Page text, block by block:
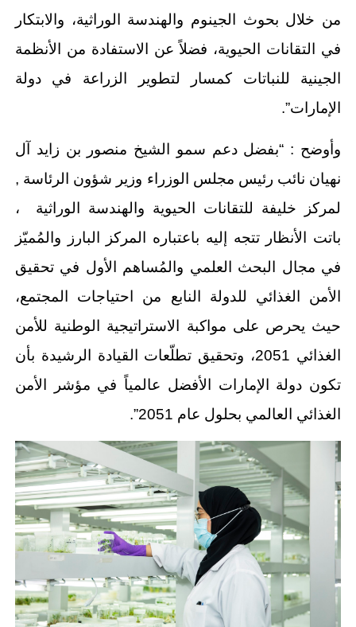
من خلال بحوث الجينوم والهندسة الوراثية، والابتكار
في التقانات الحيوية، فضلاً عن الاستفادة من الأنظمة
الجينية للنباتات كمسار لتطوير الزراعة في دولة
الإمارات”.
وأوضح : “بفضل دعم سمو الشيخ منصور بن زايد آل
نهيان نائب رئيس مجلس الوزراء وزير شؤون الرئاسة ,
لمركز خليفة للتقانات الحيوية والهندسة الوراثية ،
باتت الأنظار تتجه إليه باعتباره المركز البارز والمُميّز
في مجال البحث العلمي والمُساهم الأول في تحقيق
الأمن الغذائي للدولة النابع من احتياجات المجتمع،
حيث يحرص على مواكبة الاستراتيجية الوطنية للأمن
الغذائي 2051، وتحقيق تطلّعات القيادة الرشيدة بأن
تكون دولة الإمارات الأفضل عالمياً في مؤشر الأمن
الغذائي العالمي بحلول عام 2051”.